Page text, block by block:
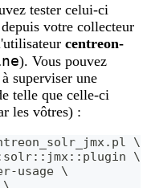
tester celui-ci
votre collecteur
centreon-
). Vous pouvez
superviser une
telle que celle-ci
les vôtres) :
\
\
usage \